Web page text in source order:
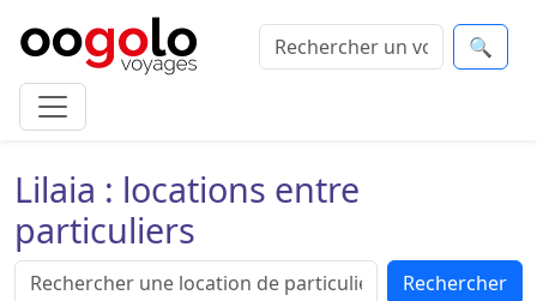
🔍
Lilaia : locations entre
particuliers
Rechercher